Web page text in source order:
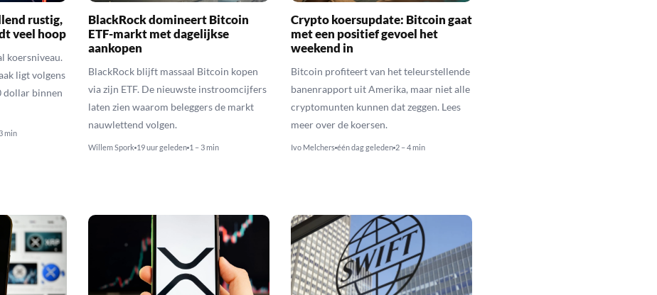
rustig,
veel hoop
koersniveau.
ligt volgens
dollar binnen
min
BlackRock domineert Bitcoin
ETF-markt met dagelijkse
aankopen
BlackRock blijft massaal Bitcoin kopen
via zijn ETF. De nieuwste instroomcijfers
laten zien waarom beleggers de markt
nauwlettend volgen.
Willem Spork 19 uur geleden 1 – 3 min
Crypto koersupdate: Bitcoin gaat
met een positief gevoel het
weekend in
Bitcoin profiteert van het teleurstellende
banenrapport uit Amerika, maar niet alle
cryptomunten kunnen dat zeggen. Lees
meer over de koersen.
Ivo Melchers één dag geleden 2 – 4 min